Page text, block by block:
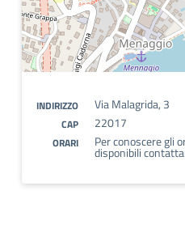
INDIRIZZO Via Malagrida, 3
CAP 22017
ORARI Per conoscere gli
disponibili